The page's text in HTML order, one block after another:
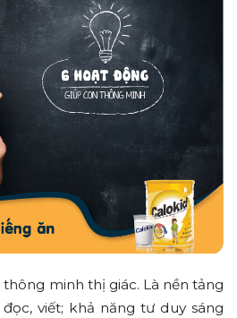
minh thị giác. Là nền tảng
viết; khả năng tư duy sáng